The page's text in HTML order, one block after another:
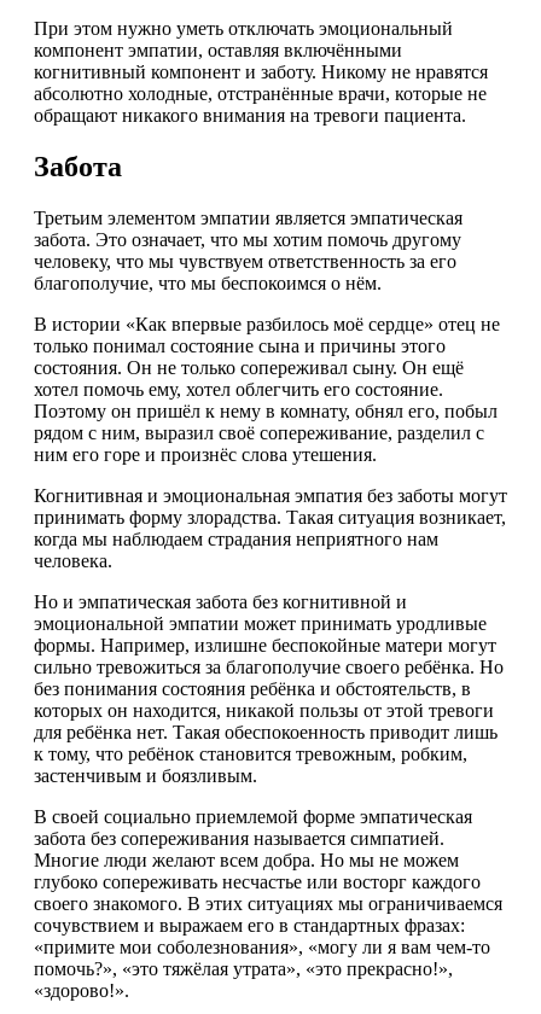
При этом нужно уметь отключать эмоциональный
компонент эмпатии, оставляя включёнными
когнитивный компонент и заботу. Никому не нравятся
абсолютно холодные, отстранённые врачи, которые не
обращают никакого внимания на тревоги пациента.
Забота
Третьим элементом эмпатии является эмпатическая
забота. Это означает, что мы хотим помочь другому
человеку, что мы чувствуем ответственность за его
благополучие, что мы беспокоимся о нём.
В истории «Как впервые разбилось моё сердце» отец не
только понимал состояние сына и причины этого
состояния. Он не только сопереживал сыну. Он ещё
хотел помочь ему, хотел облегчить его состояние.
Поэтому он пришёл к нему в комнату, обнял его, побыл
рядом с ним, выразил своё сопереживание, разделил с
ним его горе и произнёс слова утешения.
Когнитивная и эмоциональная эмпатия без заботы могут
принимать форму злорадства. Такая ситуация возникает,
когда мы наблюдаем страдания неприятного нам
человека.
Но и эмпатическая забота без когнитивной и
эмоциональной эмпатии может принимать уродливые
формы. Например, излишне беспокойные матери могут
сильно тревожиться за благополучие своего ребёнка. Но
без понимания состояния ребёнка и обстоятельств, в
которых он находится, никакой пользы от этой тревоги
для ребёнка нет. Такая обеспокоенность приводит лишь
к тому, что ребёнок становится тревожным, робким,
застенчивым и боязливым.
В своей социально приемлемой форме эмпатическая
забота без сопереживания называется симпатией.
Многие люди желают всем добра. Но мы не можем
глубоко сопереживать несчастье или восторг каждого
своего знакомого. В этих ситуациях мы ограничиваемся
сочувствием и выражаем его в стандартных фразах:
«примите мои соболезнования», «могу ли я вам чем-то
помочь?», «это тяжёлая утрата», «это прекрасно!»,
«здорово!».